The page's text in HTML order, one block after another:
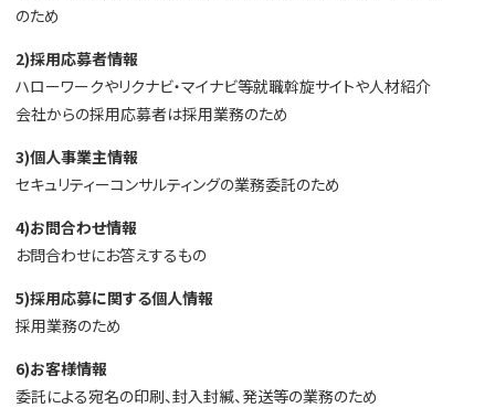
のため
2)採用応募者情報
ハローワークやリクナビ・マイナビ等就職斡旋サイトや人材紹介
会社からの採用応募者は採用業務のため
3)個人事業主情報
セキュリティーコンサルティングの業務委託のため
4)お問合わせ情報
お問合わせにお答えするもの
5)採用応募に関する個人情報
採用業務のため
6)お客様情報
委託による宛名の印刷、封入封緘、発送等の業務のため